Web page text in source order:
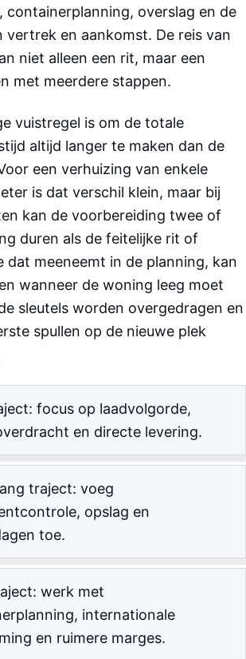
containerplanning, overslag en de
vertrek en aankomst. De reis van
niet alleen een rit, maar een
met meerdere stappen.
vuistregel is om de totale
altijd langer te maken dan de
een verhuizing van enkele
is dat verschil klein, maar bij
kan de voorbereiding twee of
duren als de feitelijke rit of
dat meeneemt in de planning, kan
wanneer de woning leeg moet
sleutels worden overgedragen en
spullen op de nieuwe plek
focus op laadvolgorde,
en directe levering.
traject: voeg
opslag en
toe.
werk met
internationale
en ruimere marges.